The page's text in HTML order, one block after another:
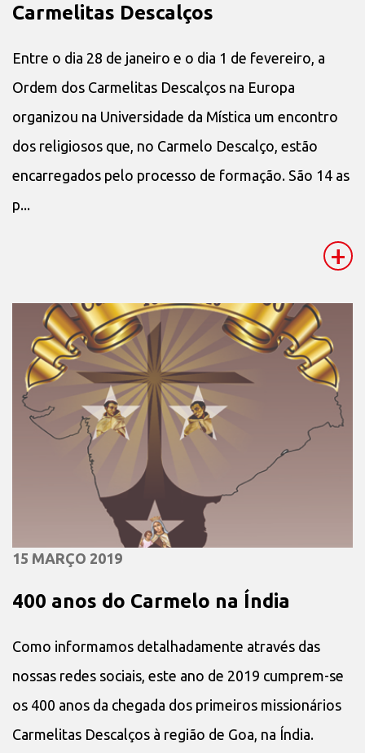
Carmelitas Descalços
Entre o dia 28 de janeiro e o dia 1 de fevereiro, a
Ordem dos Carmelitas Descalços na Europa
organizou na Universidade da Mística um encontro
dos religiosos que, no Carmelo Descalço, estão
encarregados pelo processo de formação. São 14 as
p...
+
15 MARÇO 2019
400 anos do Carmelo na Índia
Como informamos detalhadamente através das
nossas redes sociais, este ano de 2019 cumprem-se
os 400 anos da chegada dos primeiros missionários
Carmelitas Descalços à região de Goa, na Índia.